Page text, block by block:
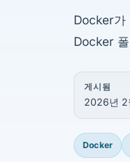
Docker가
Docker
게시됨
2026년 2
Docker